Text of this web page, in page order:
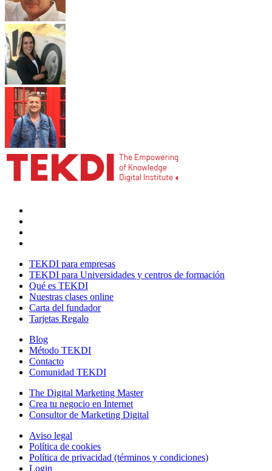
TEKDI para empresas
TEKDI para Universidades y centros de formación
Qué es TEKDI
Nuestras clases online
Carta del fundador
Tarjetas Regalo
Blog
Método TEKDI
Contacto
Comunidad TEKDI
The Digital Marketing Master
Crea tu negocio en Internet
Consultor de Marketing Digital
Aviso legal
Política de cookies
Política de privacidad (términos y condiciones)
Login